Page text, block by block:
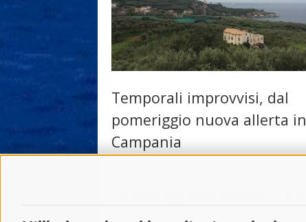
Temporali improvvisi, dal
pomeriggio nuova allerta in
Campania